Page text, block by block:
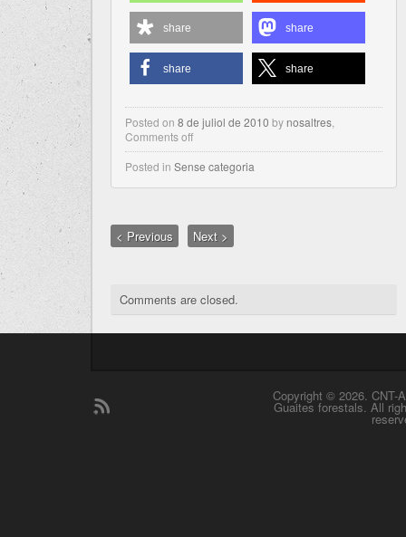
share share
share share
Posted on 8 de juliol de 2010 by nosaltres
Comments off
Posted in Sense categoria
< Previous Next >
Comments are closed.
Copyright © 2026. CNT-
Guaites forestals. All